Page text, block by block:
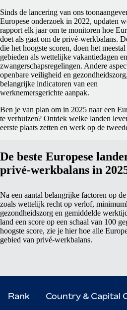
Sinds de lancering van ons
Europese onderzoek in 2022, updaten
rapport elk jaar om te monitoren hoe
doet als gaat om de privé-werkbalans.
die het hoogste scoren, doen het
gebieden als wettelijke vakantiedagen en
zwangerschapsregelingen. Andere
openbare veiligheid en
belangrijke indicatoren van een
werknemersgerichte aanpak.
Ben je van plan om in 2025 naar een
te verhuizen? Ontdek welke landen
eerste plaats zetten en werk op de
De beste Europese
privé-werkbalans in
Na een aantal belangrijke factoren op
zoals wettelijk recht op verlof,
gezondheidszorg en gemiddelde
land een score op een schaal van 100
hoogste score, zie je hier hoe alle
gebied van privé-werkbalans.
Rank Country & Capital